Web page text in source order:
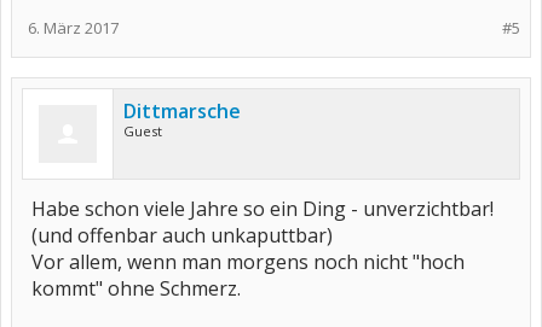
#5
6. März 2017
Dittmarsche
Guest
Habe schon viele Jahre so ein Ding - unverzichtbar!
(und offenbar auch unkaputtbar)
Vor allem, wenn man morgens noch nicht "hoch
kommt" ohne Schmerz.